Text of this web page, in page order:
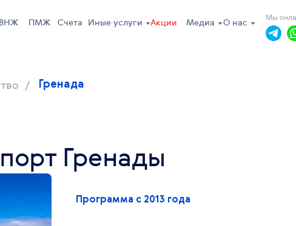
Акции Мы
О нас
Иные услуги Медиа
ПМЖ
ВНЖ Счета
/ Гренада
Гренады
Программа с 2013 года